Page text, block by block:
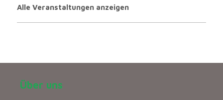
Alle Veranstaltungen anzeigen
Über uns